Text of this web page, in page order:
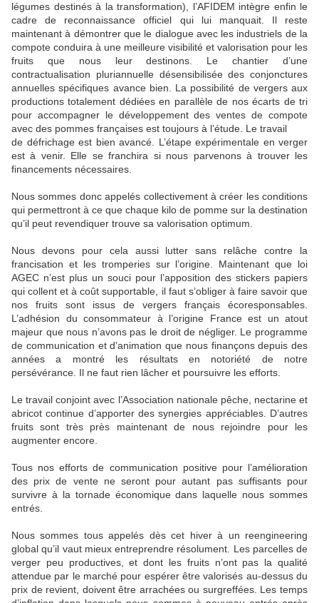
légumes destinés à la transformation), l’AFIDEM intègre enfin le
cadre de reconnaissance officiel qui lui manquait. Il reste
maintenant à démontrer que le dialogue avec les industriels de la
compote conduira à une meilleure visibilité et valorisation pour les
fruits que nous leur destinons. Le chantier d’une
contractualisation pluriannuelle désensibilisée des conjonctures
annuelles spécifiques avance bien. La possibilité de vergers aux
productions totalement dédiées en parallèle de nos écarts de tri
pour accompagner le développement des ventes de compote
avec des pommes françaises est toujours à l’étude. Le travail
de défrichage est bien avancé. L’étape expérimentale en verger
est à venir. Elle se franchira si nous parvenons à trouver les
financements nécessaires.
Nous sommes donc appelés collectivement à créer les conditions
qui permettront à ce que chaque kilo de pomme sur la destination
qu’il peut revendiquer trouve sa valorisation optimum.
Nous devons pour cela aussi lutter sans relâche contre la
francisation et les tromperies sur l’origine. Maintenant que loi
AGEC n’est plus un souci pour l’apposition des stickers papiers
qui collent et à coût supportable, il faut s’obliger à faire savoir que
nos fruits sont issus de vergers français écoresponsables.
L’adhésion du consommateur à l’origine France est un atout
majeur que nous n’avons pas le droit de négliger. Le programme
de communication et d’animation que nous finançons depuis des
années a montré les résultats en notoriété de notre
persévérance. Il ne faut rien lâcher et poursuivre les efforts.
Le travail conjoint avec l’Association nationale pêche, nectarine et
abricot continue d’apporter des synergies appréciables. D’autres
fruits sont très près maintenant de nous rejoindre pour les
augmenter encore.
Tous nos efforts de communication positive pour l’amélioration
des prix de vente ne seront pour autant pas suffisants pour
survivre à la tornade économique dans laquelle nous sommes
entrés.
Nous sommes tous appelés dès cet hiver à un reengineering
global qu’il vaut mieux entreprendre résolument. Les parcelles de
verger peu productives, et dont les fruits n’ont pas la qualité
attendue par le marché pour espérer être valorisés au-dessus du
prix de revient, doivent être arrachées ou surgreffées. Les temps